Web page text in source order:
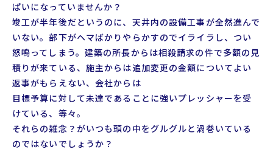
お役立ちコラム
ぱいになっていませんか？
竣工が半年後だというのに、天井内の設備工事が全然進んで
いない。部下がヘマばかりやらかすのでイライラし、つい
怒鳴ってしまう。建築の所長からは相殺請求の件で多額の見
積りが来ている、施主からは追加変更の金額についてよい
返事がもらえない、会社からは
目標予算に対して未達であることに強いプレッシャーを受
けている、等々。
それらの雑念？がいつも頭の中をグルグルと渦巻いている
のではないでしょうか？